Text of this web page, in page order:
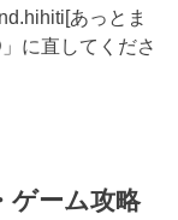
あっとま
に直してくださ
ゲーム攻略